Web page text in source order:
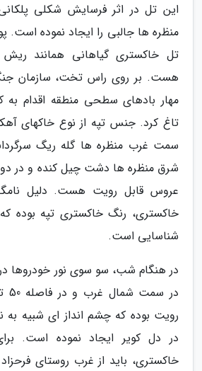
این تل در اثر فرسایش شکلی
منظره ها جالبی را ایجاد نموده
تل خاکستری گیاهانی همانند
هست. بر روی راس تخت، سازمان
مهار بادهای سطحی منطقه اقدام
تاغ کرد. جنس تپه از نوع خاکهای
سمت غرب منظره ها گله ریگ
شرق منظره ها دشت چیل کنده و در
عروس قابل رویت هست. دلیل
خاکستری، رنگ خاکستری تپه بوده
شناسایی است.
در هنگام شب، سو سوی نور خودروها
رویت بوده که چشم انداز ای شبیه به
در دل کویر ایجاد نموده است.